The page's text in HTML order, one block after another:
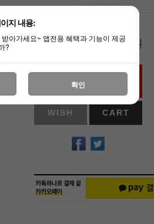
총 상품 금액 0 원
BUY NOW
WISH CART
지 내용:
아가세요~ 앱전용 혜택과 기능이 제공
?
확인